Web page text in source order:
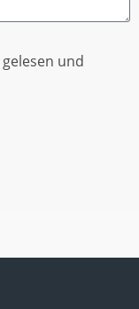
gelesen und